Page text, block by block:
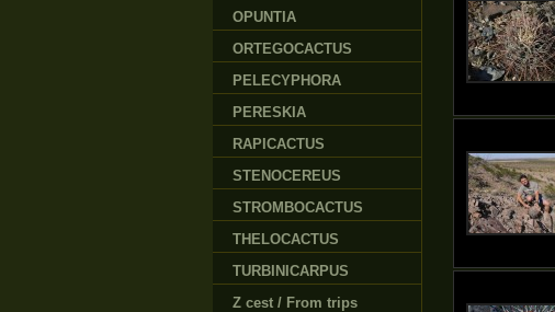
OPUNTIA
ORTEGOCACTUS
PELECYPHORA
PERESKIA
RAPICACTUS
STENOCEREUS
STROMBOCACTUS
THELOCACTUS
TURBINICARPUS
Z cest / From trips